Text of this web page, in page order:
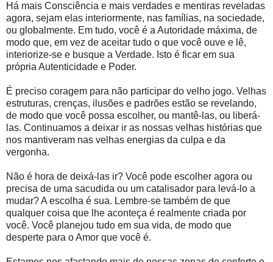
Há mais Consciência e mais verdades e mentiras reveladas
agora, sejam elas interiormente, nas famílias, na sociedade,
ou globalmente. Em tudo, você é a Autoridade máxima, de
modo que, em vez de aceitar tudo o que você ouve e lê,
interiorize-se e busque a Verdade. Isto é ficar em sua
própria Autenticidade e Poder.
É preciso coragem para não participar do velho jogo. Velhas
estruturas, crenças, ilusões e padrões estão se revelando,
de modo que você possa escolher, ou mantê-las, ou liberá-
las. Continuamos a deixar ir as nossas velhas histórias que
nos mantiveram nas velhas energias da culpa e da
vergonha.
Não é hora de deixá-las ir? Você pode escolher agora ou
precisa de uma sacudida ou um catalisador para levá-lo a
mudar? A escolha é sua. Lembre-se também de que
qualquer coisa que lhe aconteça é realmente criada por
você. Você planejou tudo em sua vida, de modo que
desperte para o Amor que você é.